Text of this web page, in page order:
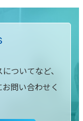
ついてなど、
問い合わせく